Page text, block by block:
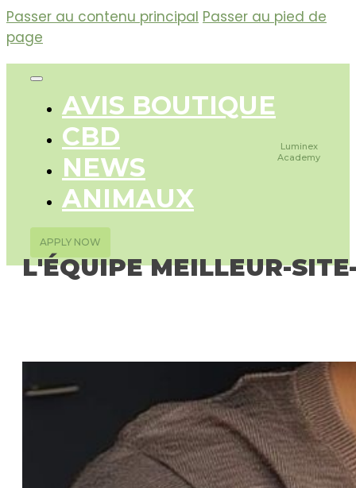
Passer au contenu principal Passer au pied de
page
AVIS BOUTIQUE
CBD
NEWS
ANIMAUX
Luminex
Academy
APPLY NOW
L'ÉQUIPE MEILLEUR-